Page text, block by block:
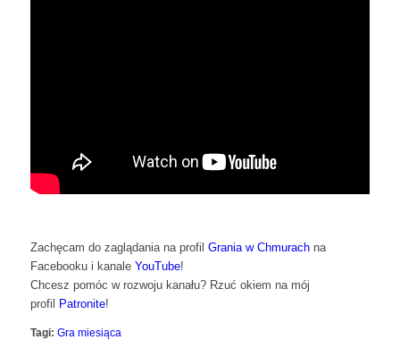
Zachęcam do zaglądania na profil Grania w Chmurachna
Facebooku i kanale YouTube!
Chcesz pomóc w rozwoju kanału? Rzuć okiem na mój
profil
Patronite!
Tagi: Gra miesiąca